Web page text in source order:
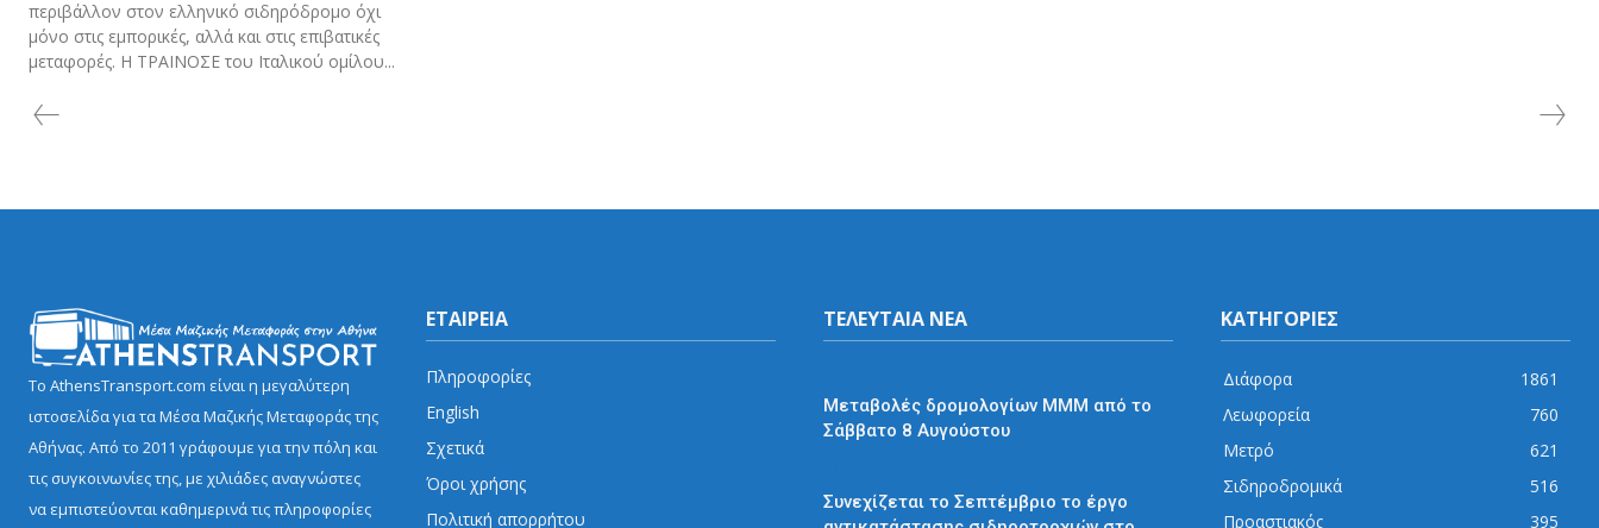
περιβάλλον στον ελληνικό σιδηρόδρομο όχι
μόνο στις εμπορικές, αλλά και στις επιβατικές
μεταφορές. Η ΤΡΑΙΝΟΣΕ του Ιταλικού ομίλου...
Το AthensTransport.com είναι η μεγαλύτερη
ιστοσελίδα για τα Μέσα Μαζικής Μεταφοράς της
Αθήνας. Από το 2011 γράφουμε για την πόλη και
τις συγκοινωνίες της, με χιλιάδες αναγνώστες
να εμπιστεύονται καθημερινά τις πληροφορίες
ΕΤΑΙΡΕΙΑ
Πληροφορίες
English
Σχετικά
Όροι χρήσης
Πολιτική απορρήτου
ΤΕΛΕΥΤΑΙΑ ΝΕΑ
Μεταβολές δρομολογίων ΜΜΜ από το
Σάββατο 8 Αυγούστου
Συνεχίζεται το Σεπτέμβριο το έργο
ΚΑΤΗΓΟΡΙΕΣ
Διάφορα
1861
Λεωφορεία
760
Μετρό
621
Σιδηροδρομικά
516
Προαστιακός
395